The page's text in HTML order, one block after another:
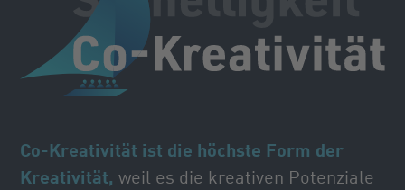
Co-Kreativität ist die höchste Form der
Kreativität,weil es die kreativen Potenziale